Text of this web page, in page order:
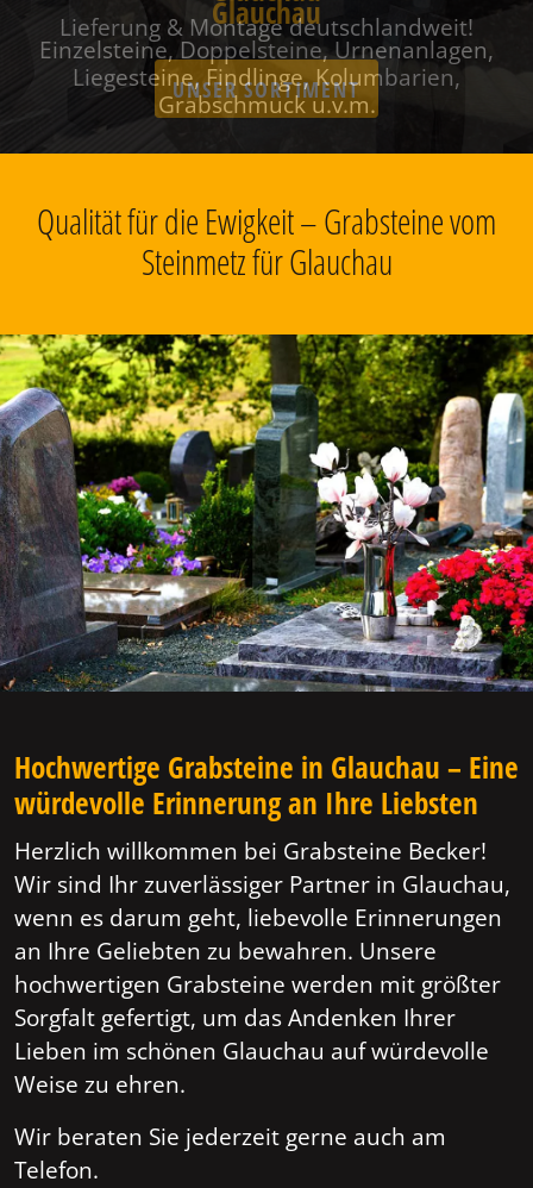
Glauchau
Einzelsteine, Doppelsteine, Urnenanlagen,
Liegesteine, Findlinge, Kolumbarien,
Grabschmuck u.v.m.
Qualität für die Ewigkeit – Grabsteine vom
Steinmetz für Glauchau
Hochwertige Grabsteine in Glauchau – Eine
würdevolle Erinnerung an Ihre Liebsten
Herzlich willkommen bei Grabsteine Becker!
Wir sind Ihr zuverlässiger Partner in Glauchau,
wenn es darum geht, liebevolle Erinnerungen
an Ihre Geliebten zu bewahren. Unsere
hochwertigen Grabsteine werden mit größter
Sorgfalt gefertigt, um das Andenken Ihrer
Lieben im schönen Glauchau auf würdevolle
Weise zu ehren.
Wir beraten Sie jederzeit gerne auch am
Telefon.